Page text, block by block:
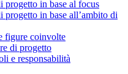
progetto in base al focus
in base all’ambito di
figure coinvolte
di progetto
e responsabilità